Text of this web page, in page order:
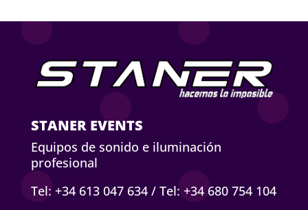
STANER EVENTS
Equipos de sonido e iluminación
profesional
Tel: +34 613 047 634/ Tel: +34 680 754 104